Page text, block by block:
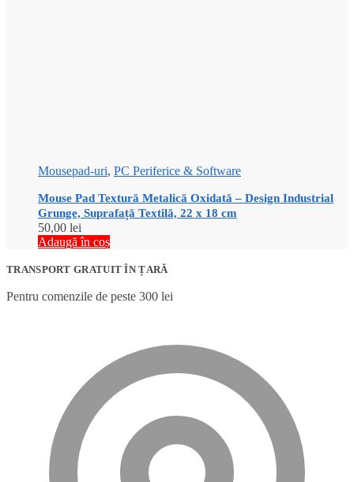
Mousepad-uri, PC Periferice & Software
Mouse Pad Textură Metalică Oxidată – Design Industrial
Grunge, Suprafață Textilă, 22 x 18 cm
50,00 lei
Adaugă în coș
TRANSPORT GRATUIT ÎN ȚARĂ
Pentru comenzile de peste 300 lei